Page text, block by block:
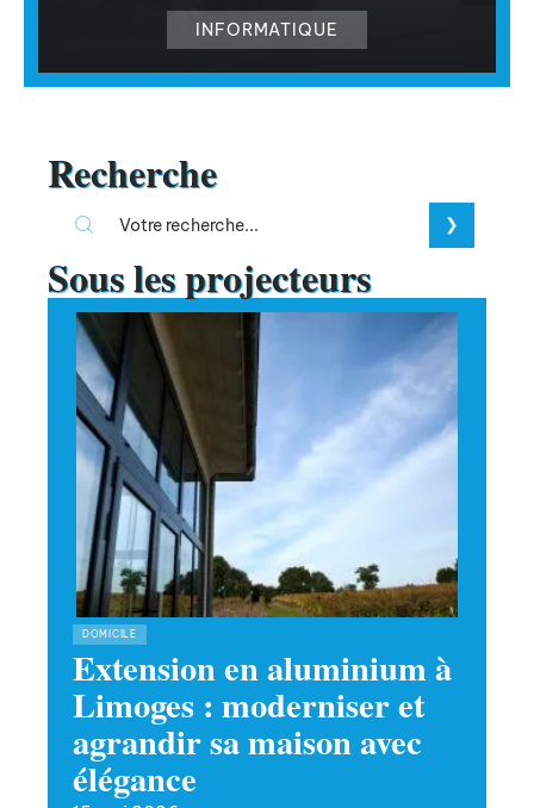
INFORMATIQUE
Recherche
Sous les projecteurs
DOMICILE
Extension en aluminium à
Limoges : moderniser et
agrandir sa maison avec
élégance